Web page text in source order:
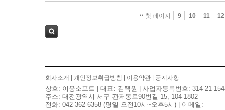
첫 페이지 9 10 11 12
회사소개 개인정보취급방침 이용약관 공지사항
상호: 이응소프트 | 대표: 김택원 | 사업자등록번호: 314-21-
주소: 대전광역시 서구 관저동로90번길 15, 104-1802
전화: 042-362-6358 (평일 오전10시~오후5시) | 이메일: